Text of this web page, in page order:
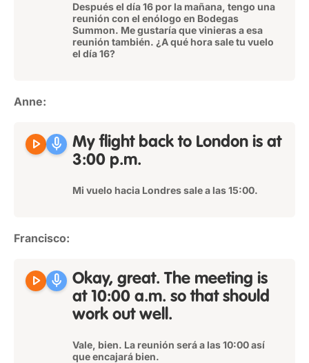
Después el día 16 por la mañana, tengo una
reunión con el enólogo en Bodegas
Summon. Me gustaría que vinieras a esa
reunión también. ¿A qué hora sale tu vuelo
el día 16?
Anne:
play_arrow mic My flight back to London is at
3:00 p.m.
Mi vuelo hacia Londres sale a las 15:00.
Francisco:
play_arrow mic Okay, great. The meeting is
at 10:00 a.m. so that should
work out well.
Vale, bien. La reunión será a las 10:00 así
que encajará bien.